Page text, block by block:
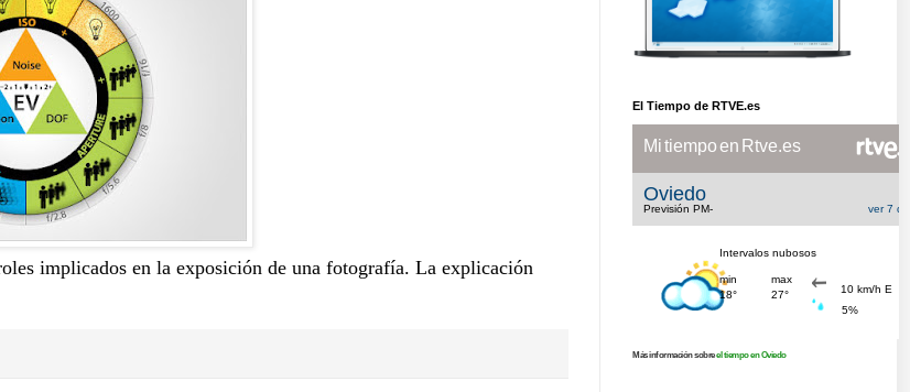
implicados en la exposición de una fotografía. La explicación
El Tiempo de RTVE.es
Más información sobreel tiempo en Oviedo